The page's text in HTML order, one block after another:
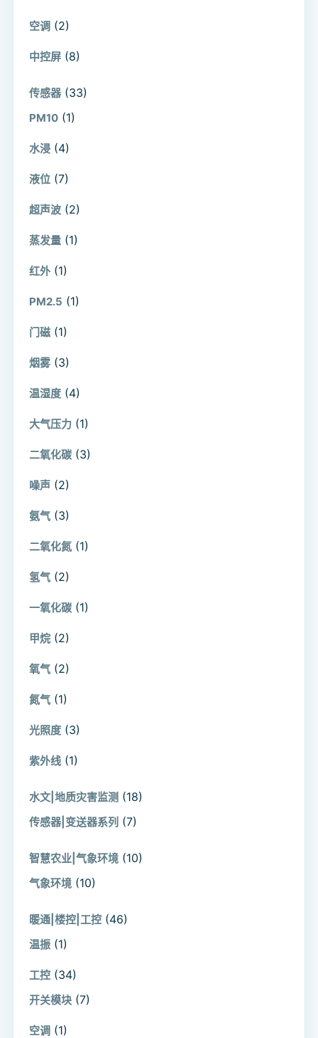
空调 (2)
中控屏 (8)
传感器 (33)
PM10 (1)
水浸 (4)
液位 (7)
超声波 (2)
蒸发量 (1)
红外 (1)
PM2.5 (1)
门磁 (1)
烟雾 (3)
温湿度 (4)
大气压力 (1)
二氧化碳 (3)
噪声 (2)
氨气 (3)
二氧化氮 (1)
氢气 (2)
一氧化碳 (1)
甲烷 (2)
氧气 (2)
氮气 (1)
光照度 (3)
紫外线 (1)
水文|地质灾害监测 (18)
传感器|变送器系列 (7)
智慧农业|气象环境 (10)
气象环境 (10)
暖通|楼控|工控 (46)
温振 (1)
工控 (34)
开关模块 (7)
空调 (1)